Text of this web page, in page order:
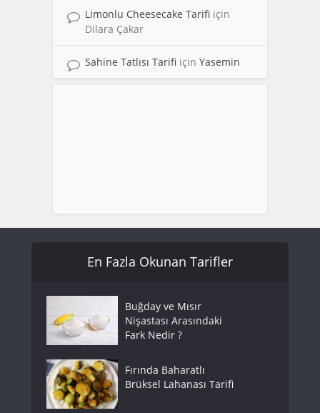
Limonlu Cheesecake Tarifi için
Dilara Çakar
Sahine Tatlısı Tarifi için Yasemin
En Fazla Okunan Tarifler
Buğday ve Mısır
Nişastası Arasındaki
Fark Nedir ?
Fırında Baharatlı
Brüksel Lahanası Tarifi